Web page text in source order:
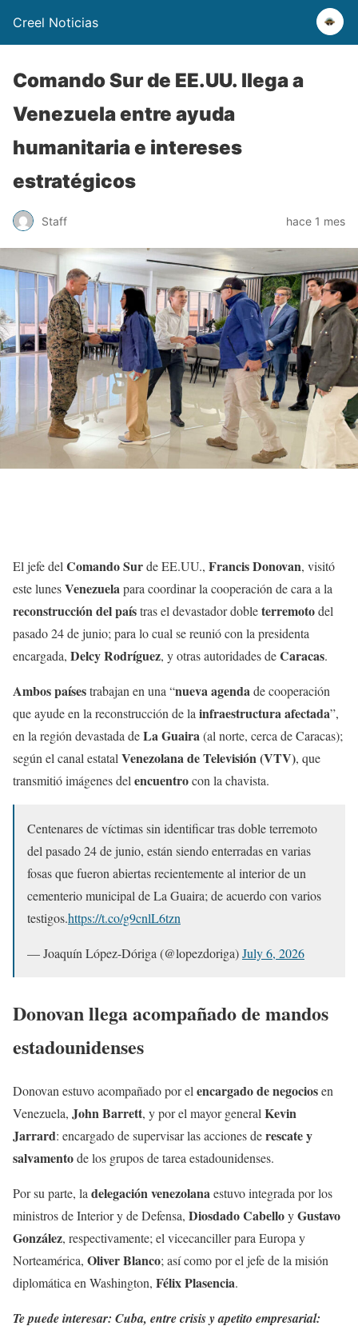
Creel Noticias
Comando Sur de EE.UU. llega a
Venezuela entre ayuda
humanitaria e intereses
estratégicos
Staff hace 1 mes
El jefe del Comando Surde EE.UU., Francis Donovan, visitó
este lunesVenezuelapara coordinar la cooperación de cara a la
reconstruccióndel paístras el devastador dobleterremotodel
pasado 24 de junio; para lo cual se reunió con la presidenta
encargada, Delcy Rodríguez, y otras autoridades deCaracas.
Ambos paísestrabajan en una “nueva agendade cooperación
que ayude en la reconstrucción de la infraestructura afectada”,
en la región devastada deLa Guaira(al norte, cerca de Caracas);
según el canal estatal Venezolana de Televisión (VTV), que
transmitió imágenes del encuentrocon la chavista.
Centenares de víctimas sin identificar tras doble terremoto
del pasado 24 de junio, están siendo enterradas en varias
fosas que fueron abiertas recientemente al interior de un
cementerio municipal de La Guaira; de acuerdo con varios
testigos.https://t.co/g9cnlL6tzn
— Joaquín López-Dóriga (@lopezdoriga)July 6, 2026
Donovan llega acompañado de mandos
estadounidenses
Donovan estuvo acompañado por el encargado de negociosen
Venezuela, John Barrett, y por el mayor general Kevin
Jarrard: encargado de supervisar las acciones derescate y
salvamentode los grupos de tarea estadounidenses.
Por su parte, la delegación venezolanaestuvo integrada por los
ministros de Interior y de Defensa, Diosdado CabelloyGustavo
González, respectivamente; el vicecanciller para Europa y
Norteamérica, Oliver Blanco; así como por el jefe de la misión
diplomática en Washington, Félix Plasencia.
Te puede interesar: Cuba, entre crisis y apetito empresarial: